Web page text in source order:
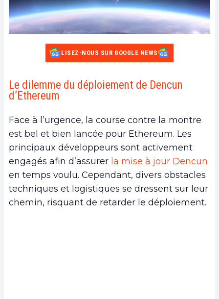
LISEZ-NOUS SUR GOOGLE NEWS
Le dilemme du déploiement de Dencun
d’Ethereum
Face à l’urgence, la course contre la montre
est bel et bien lancée pour Ethereum. Les
principaux développeurs sont activement
engagés afin d’assurer la mise à jour Dencun
en temps voulu. Cependant, divers obstacles
techniques et logistiques se dressent sur leur
chemin, risquant de retarder le déploiement.